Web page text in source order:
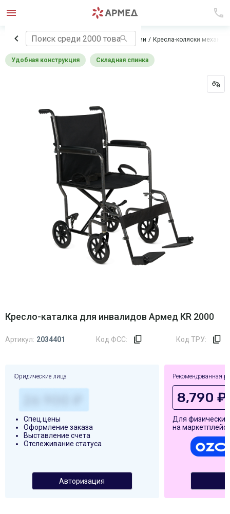
Главная Технические средства реабилитации Кресла-коляски
Удобная конструкция Складная спинка
Кресло-каталка для инвалидов Армед KR 2000
Артикул: 2034401 Код ФСС: Код ТРУ:
Юридические лица
Спец.цены
Оформление заказа
Выставление счета
Отслеживание статуса
Авторизация
Рекомендованная
8,790 ₽
Для
на